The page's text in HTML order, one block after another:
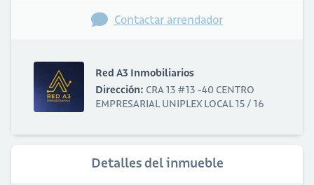
Contactar arrendador
Red A3 Inmobiliarios
Dirección: CRA 13 #13 -40 CENTRO
EMPRESARIAL UNIPLEX LOCAL 15 / 16
Detalles del inmueble